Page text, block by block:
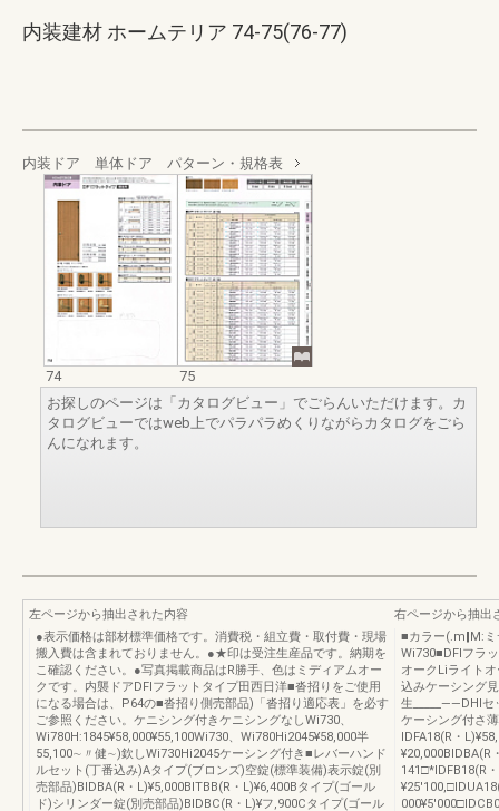
内装建材 ホームテリア 74-75(76-77)
内装ドア 単体ドア パターン・規格表
74
75
お探しのページは「カタログビュー」でごらんいただけます。カ
タログビューではweb上でパラパラめくりながらカタログをごら
んになれます。
左ページから抽出された内容
●表示価格は部材標準価格です。消費税・組立費・取付費・現場
搬入費は含まれておりません。●★印は受注生産品です。納期を
こ確認ください。●写真掲載商品はR勝手、色はミディアムオー
クです。内襲ドアDFlフラットタイプ田西日洋■沓招りをご使用
になる場合は、P64の■沓招り側売部品)「沓招り適応表」を必す
ご参照ください。ケニシング付きケニシングなしWi730、
Wi780H:1845¥58,000¥55,100Wi730、Wi780Hi2045¥58,000半
55,100∼〃健∼)欽しWi730Hi2045ケーシング付き■レバーハンド
ルセット(丁番込み)Aタイプ(ブロンズ)空錠(標準装備)表示錠(別
売部品)BIDBA(R・L)¥5,000BITBB(R・L)¥6,400Bタイプ(ゴール
ド)シリンダー錠(別売部品)BIDBC(R・L)¥フ,900Cタイプ(ゴール
右ページから抽出
■カラー(.m‖M:
Wi730■DFlフラ
オークLiライト
込みケーシング
生_____――DHIセ
ケーシング付さ
IDFA18(R・
¥20,000BIDBA(R
141□*IDFB18(R